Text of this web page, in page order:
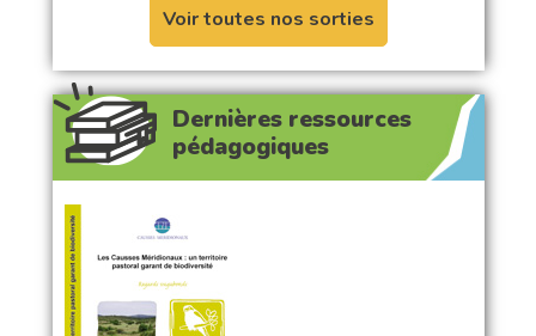
Voir toutes nos sorties
Dernières ressources
pédagogiques